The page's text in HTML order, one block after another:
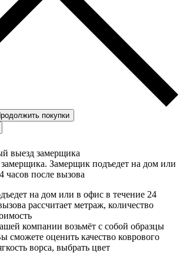
покупки
выезд замерщика
Замерщик подъедет на дом или
часов после вызова
на дом или в офис в течение 24
рассчитает метраж, количество
компании возьмёт с собой образцы
сможете оценить качество коврового
ворса, выбрать цвет